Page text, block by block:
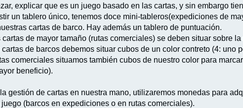
explicar que es un juego basado en las cartas, y sin embargo
un tablero único, tenemos doce mini-tableros(expediciones de
cartas de barco. Hay además un tablero de puntuación.
cartas de mayor tamaño (rutas comerciales) se deben situar sobre
cartas de barcos debemos situar cubos de un color contreto (4: uno
comerciales situamos también cubos de nuestro color para
beneficio).
gestión de cartas en nuestra mano, utilizaremos monedas para
(barcos en expediciones o en rutas comerciales).